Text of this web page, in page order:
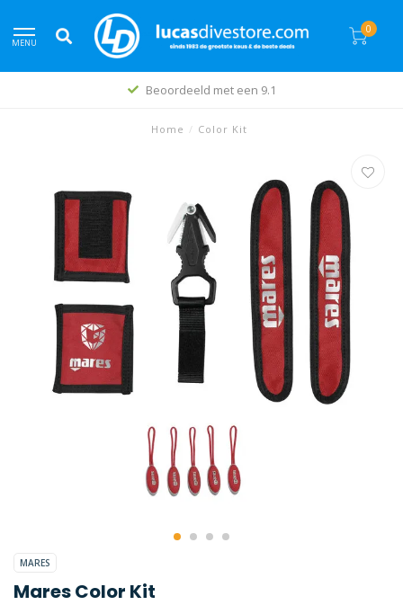
MENU
0
Beoordeeld met een 9.1
Home / Color Kit
MARES
Mares Color Kit